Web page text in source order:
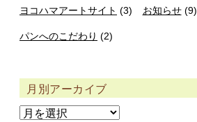
ヨコハマアートサイト (3) お知らせ(9)
パンへのこだわり (2)
月別アーカイブ